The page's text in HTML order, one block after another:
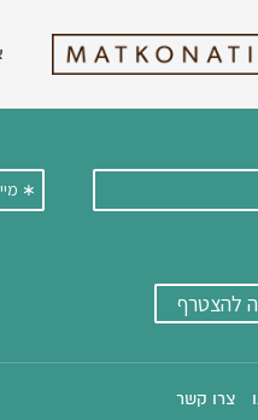
למייל עדכונים
צרו קשר